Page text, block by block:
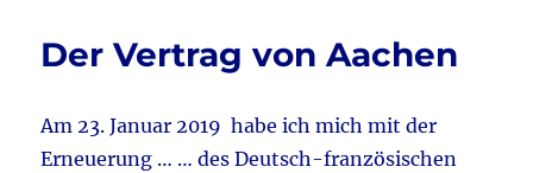
o
k
Der Vertrag von Aachen
Am 23. Januar 2019 habe ich mich mit der
Erneuerung … … des Deutsch-französischen